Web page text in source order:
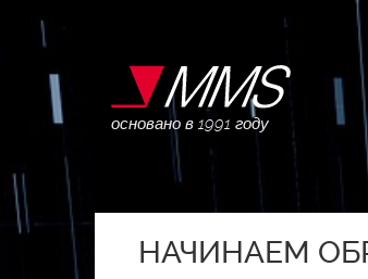
основано в 1991 году
НАЧИНАЕМ